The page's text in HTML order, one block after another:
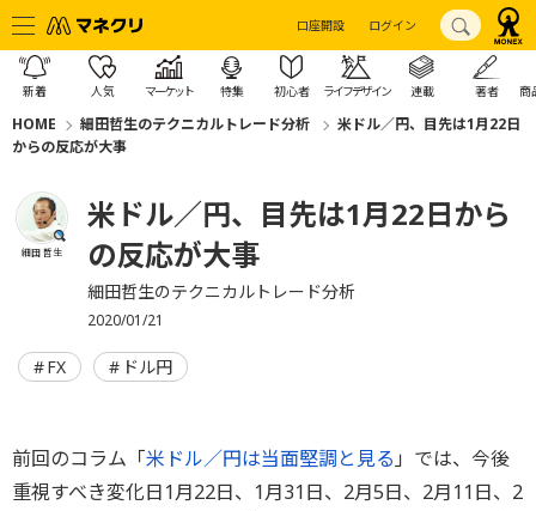
口座開設 ログイン
新着 人気 マーケット 特集 初心者 ライフデザイン 連載 著者 商
HOME 細田哲生のテクニカルトレード分析
米ドル／円、目先は1月22日
からの反応が大事
細田 哲生
米ドル／円、目先は1月22日から
の反応が大事
細田哲生のテクニカルトレード分析
2020/01/21
FX ドル円
前回のコラム「米ドル／円は当面堅調と見る 」では、今後
重視すべき変化日1月22日、1月31日、2月5日、2月11日、2